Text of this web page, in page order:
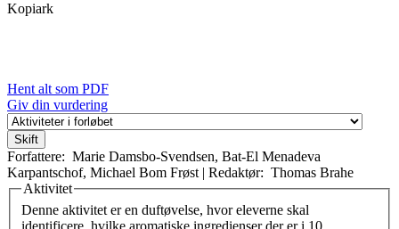
Kopiark
Hent alt som PDF
Giv din vurdering
Forfattere: Marie Damsbo-Svendsen, Bat-El Menadeva
Karpantschof, Michael Bom Frøst | Redaktør: Thomas Brahe
Vertikale faneblade
Aktivitet
Denne aktivitet er en duftøvelse, hvor eleverne skal
identificere, hvilke aromatiske ingredienser der er i 10